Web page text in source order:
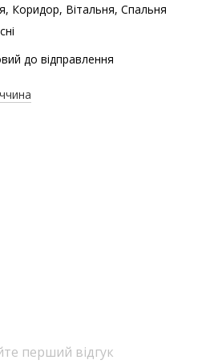
Коридор, Вітальня, Спальня
до відправлення
перший відгук